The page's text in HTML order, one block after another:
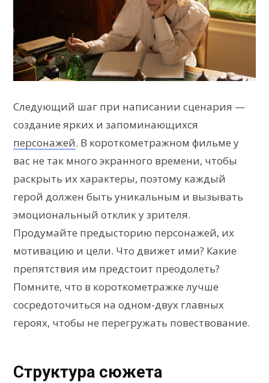
Следующий шаг при написании сценария —
создание ярких и запоминающихся
персонажей. В короткометражном фильме у
вас не так много экранного времени, чтобы
раскрыть их характеры, поэтому каждый
герой должен быть уникальным и вызывать
эмоциональный отклик у зрителя.
Продумайте предысторию персонажей, их
мотивацию и цели. Что движет ими? Какие
препятствия им предстоит преодолеть?
Помните, что в короткометражке лучше
сосредоточиться на одном-двух главных
героях, чтобы не перегружать повествование.
Структура сюжета